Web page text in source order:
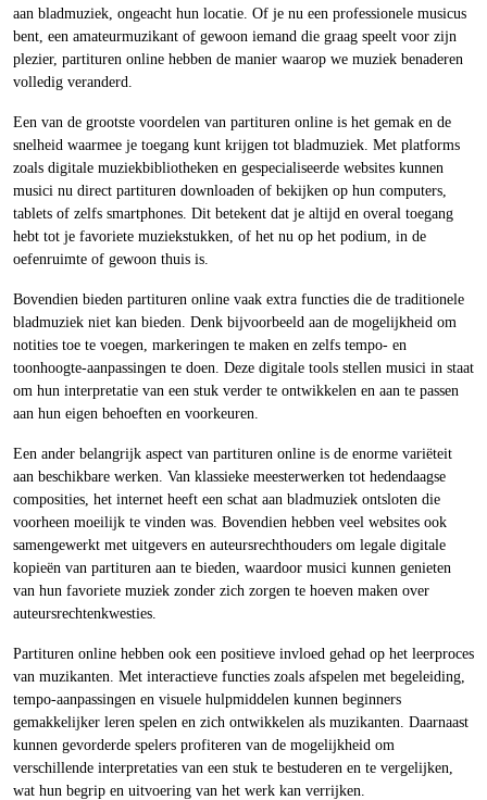
aan bladmuziek, ongeacht hun locatie. Of je nu een professionele musicus
bent, een amateurmuzikant of gewoon iemand die graag speelt voor zijn
plezier, partituren online hebben de manier waarop we muziek benaderen
volledig veranderd.
Een van de grootste voordelen van partituren online is het gemak en de
snelheid waarmee je toegang kunt krijgen tot bladmuziek. Met platforms
zoals digitale muziekbibliotheken en gespecialiseerde websites kunnen
musici nu direct partituren downloaden of bekijken op hun computers,
tablets of zelfs smartphones. Dit betekent dat je altijd en overal toegang
hebt tot je favoriete muziekstukken, of het nu op het podium, in de
oefenruimte of gewoon thuis is.
Bovendien bieden partituren online vaak extra functies die de traditionele
bladmuziek niet kan bieden. Denk bijvoorbeeld aan de mogelijkheid om
notities toe te voegen, markeringen te maken en zelfs tempo- en
toonhoogte-aanpassingen te doen. Deze digitale tools stellen musici in staat
om hun interpretatie van een stuk verder te ontwikkelen en aan te passen
aan hun eigen behoeften en voorkeuren.
Een ander belangrijk aspect van partituren online is de enorme variëteit
aan beschikbare werken. Van klassieke meesterwerken tot hedendaagse
composities, het internet heeft een schat aan bladmuziek ontsloten die
voorheen moeilijk te vinden was. Bovendien hebben veel websites ook
samengewerkt met uitgevers en auteursrechthouders om legale digitale
kopieën van partituren aan te bieden, waardoor musici kunnen genieten
van hun favoriete muziek zonder zich zorgen te hoeven maken over
auteursrechtenkwesties.
Partituren online hebben ook een positieve invloed gehad op het leerproces
van muzikanten. Met interactieve functies zoals afspelen met begeleiding,
tempo-aanpassingen en visuele hulpmiddelen kunnen beginners
gemakkelijker leren spelen en zich ontwikkelen als muzikanten. Daarnaast
kunnen gevorderde spelers profiteren van de mogelijkheid om
verschillende interpretaties van een stuk te bestuderen en te vergelijken,
wat hun begrip en uitvoering van het werk kan verrijken.